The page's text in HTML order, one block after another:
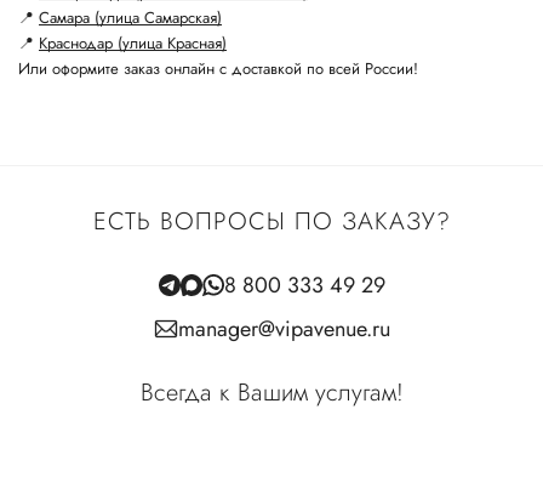
📍 Самара (улица Самарская)
📍 Краснодар (улица Красная)
Или оформите заказ онлайн с доставкой по всей России!
ЕСТЬ ВОПРОСЫ ПО ЗАКАЗУ?
8 800 333 49 29
manager@vipavenue.ru
Всегда к Вашим услугам!